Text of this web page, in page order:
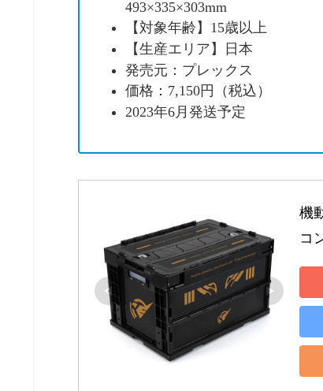
493×335×303mm
【対象年齢】15歳以上
【生産エリア】日本
発売元：プレックス
価格：7,150円（税込）
2023年6月発送予定
機
コ